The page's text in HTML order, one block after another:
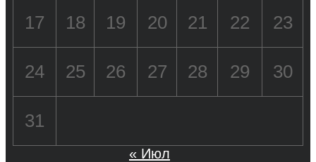
17 18 19 20 21 22 23
24 25 26 27 28 29 30
31
« Июл